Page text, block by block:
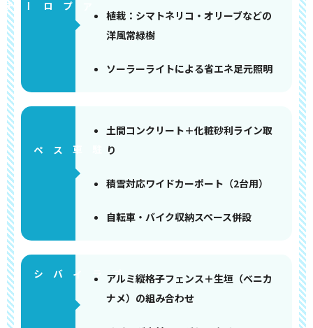
アプローチ
植栽：シマトネリコ・オリーブなどの
洋風常緑樹
ソーラーライトによる省エネ足元照明
土間コンクリート＋化粧砂利ライン取
り
積雪対応ワイドカーポート（2台用）
自転車・バイク収納スペース併設
アルミ縦格子フェンス＋生垣（ベニカ
ナメ）の組み合わせ